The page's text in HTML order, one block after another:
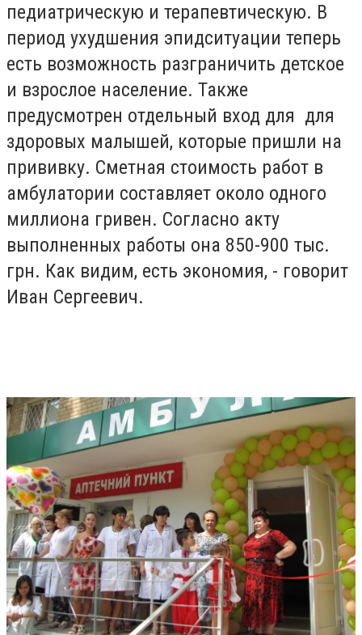
педиатрическую и терапевтическую. В
период ухудшения эпидситуации теперь
есть возможность разграничить детское
и взрослое население. Также
предусмотрен отдельный вход для для
здоровых малышей, которые пришли на
прививку. Сметная стоимость работ в
амбулатории составляет около одного
миллиона гривен. Согласно акту
выполненных работы она 850-900 тыс.
грн. Как видим, есть экономия, - говорит
Иван Сергеевич.